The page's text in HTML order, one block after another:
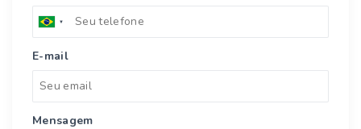
E-mail
Mensagem